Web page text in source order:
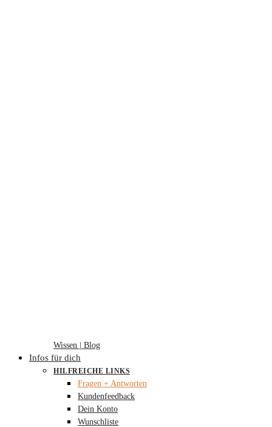
Wissen | Blog
Infos für dich
HILFREICHE LINKS
Fragen + Antworten
Kundenfeedback
Dein Konto
Wunschliste